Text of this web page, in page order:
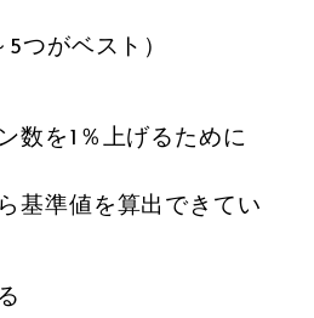
5つがベスト）
数を1％上げるために
基準値を算出できてい